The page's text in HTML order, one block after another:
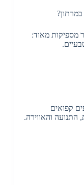
מסודר מספיקות מאוד:
קפואים
התנועה והאווירה.